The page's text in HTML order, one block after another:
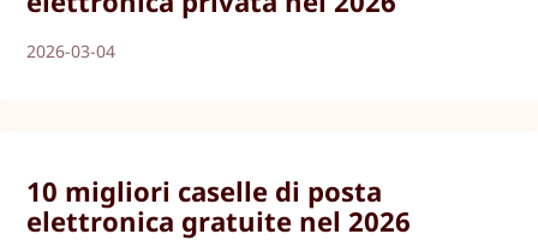
2026-03-04
10 migliori caselle di posta
elettronica gratuite nel 2026